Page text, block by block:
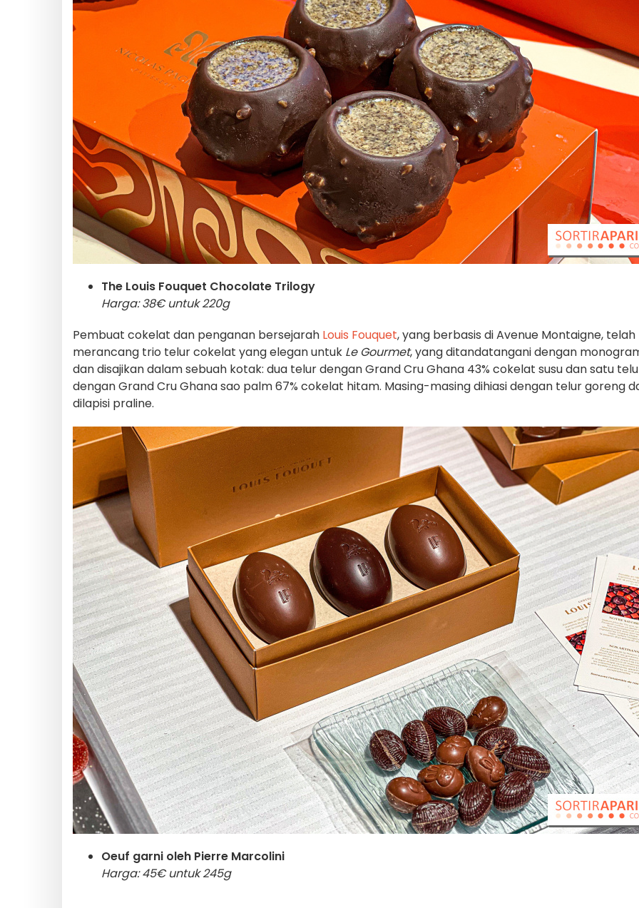
The Louis Fouquet Chocolate Trilogy
Harga: 38€ untuk 220g
Pembuat cokelat dan penganan bersejarah Louis Fouquet, yang berbasis di Avenue Montaigne, telah
merancang trio telur cokelat yang elegan untuk Le Gourmet, yang ditandatangani dengan
dan disajikan dalam sebuah kotak: dua telur dengan Grand Cru Ghana 43% cokelat susu dan satu
dengan Grand Cru Ghana sao palm 67% cokelat hitam. Masing-masing dihiasi dengan telur goreng
dilapisi praline.
Oeuf garni oleh Pierre Marcolini
Harga: 45€ untuk 245g